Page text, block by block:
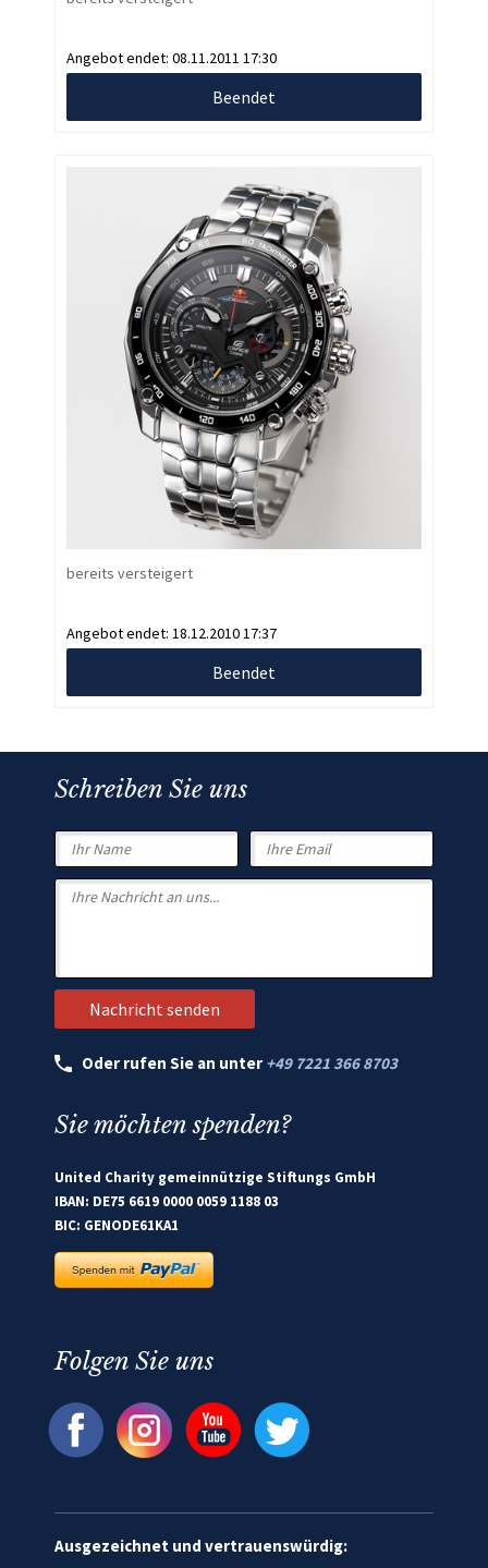
Angebot endet: 08.11.2011 17:30
Beendet
bereits versteigert
Angebot endet: 18.12.2010 17:37
Beendet
Schreiben Sie uns
Oder rufen Sie an unter +49 7221 366 8703
Sie möchten spenden?
United Charity gemeinnützige Stiftungs GmbH
IBAN: DE75 6619 0000 0059 1188 03
BIC: GENODE61KA1
Folgen Sie uns
Ausgezeichnet und vertrauenswürdig: